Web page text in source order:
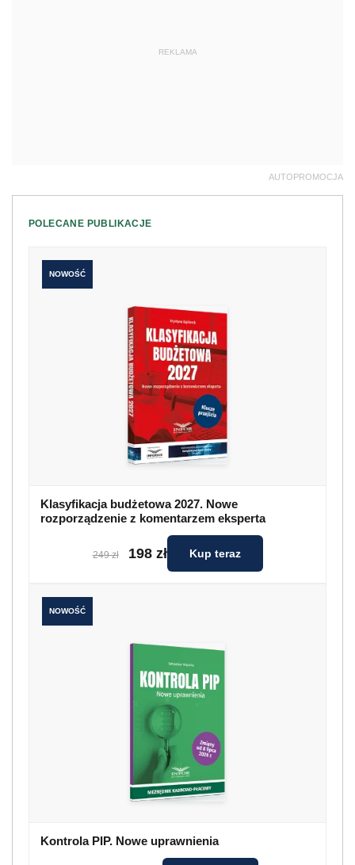
REKLAMA
AUTOPROMOCJA
POLECANE PUBLIKACJE
NOWOŚĆ
Klasyfikacja budżetowa 2027. Nowe
rozporządzenie z komentarzem eksperta
249 zł 198 zł Kup teraz
NOWOŚĆ
Kontrola PIP. Nowe uprawnienia